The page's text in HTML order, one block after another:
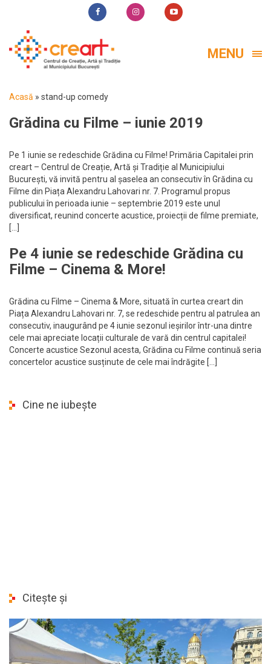
MENU
Acasă » stand-up comedy
Grădina cu Filme – iunie 2019
Pe 1 iunie se redeschide Grădina cu Filme! Primăria Capitalei prin
creart – Centrul de Creație, Artă și Tradiție al Municipiului
București, vă invită pentru al șaselea an consecutiv în Grădina cu
Filme din Piața Alexandru Lahovari nr. 7. Programul propus
publicului în perioada iunie – septembrie 2019 este unul
diversificat, reunind concerte acustice, proiecții de filme premiate,
[…]
Pe 4 iunie se redeschide Grădina cu
Filme – Cinema & More!
Grădina cu Filme – Cinema & More, situată în curtea creart din
Piața Alexandru Lahovari nr. 7, se redeschide pentru al patrulea an
consecutiv, inaugurând pe 4 iunie sezonul ieșirilor într-una dintre
cele mai apreciate locații culturale de vară din centrul capitalei!
Concerte acustice Sezonul acesta, Grădina cu Filme continuă seria
concertelor acustice susținute de cele mai îndrăgite […]
Cine ne iubește
Citește și